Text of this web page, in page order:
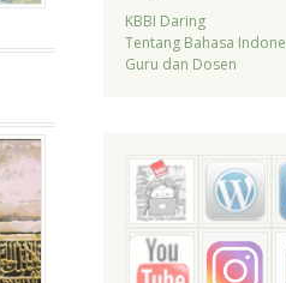
KBBI Daring
Tentang Bahasa
Guru dan Dosen